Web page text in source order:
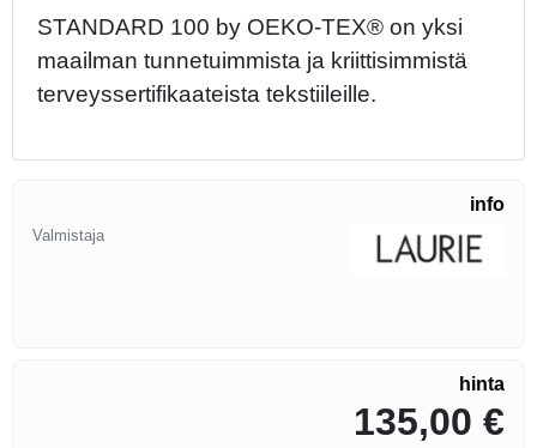
STANDARD 100 by OEKO-TEX® on yksi
maailman tunnetuimmista ja kriittisimmistä
terveyssertifikaateista tekstiileille.
info
Valmistaja
hinta
135,00 €